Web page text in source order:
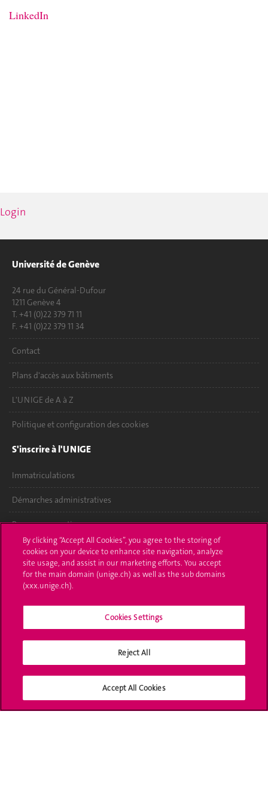
LinkedIn
Login
Université de Genève
24 rue du Général-Dufour
1211 Genève 4
T. +41 (0)22 379 71 11
F. +41 (0)22 379 11 34
Contact
Plans d'accès aux bâtiments
L'UNIGE de A à Z
Politique et configuration des cookies
S'inscrire à l'UNIGE
Immatriculations
Démarches administratives
Poser une question
L'UNIGE vous informe
UNIGE Mobile
Médias sociaux UNIGE
By clicking “Accept All Cookies”, you agree to the storing of
cookies on your device to enhance site navigation, analyze
site usage, and assist in our marketing efforts. You accept
for the main domain (unige.ch) as well as the sub domains
(xxx.unige.ch).
Cookies Settings
Reject All
Accept All Cookies